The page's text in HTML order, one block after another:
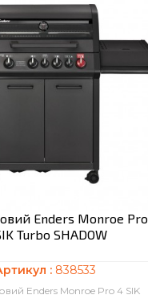
Enders Monroe Pro
Turbo SHADOW
: 838533
Enders Monroe Pro 4 SIK